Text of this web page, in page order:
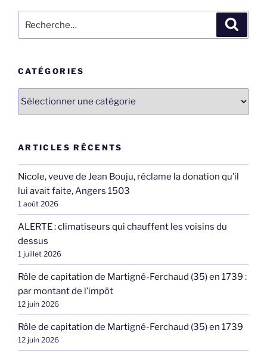
pour
CATÉGORIES
ARTICLES RÉCENTS
Nicole, veuve de Jean Bouju, réclame la donation qu’il
lui avait faite, Angers 1503
1 août 2026
ALERTE : climatiseurs qui chauffent les voisins du
dessus
1 juillet 2026
Rôle de capitation de Martigné-Ferchaud (35) en 1739 :
par montant de l’impôt
12 juin 2026
Rôle de capitation de Martigné-Ferchaud (35) en 1739
12 juin 2026